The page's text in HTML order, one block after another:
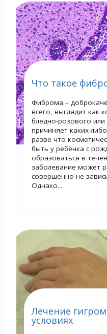
Что такое
Фиброма –
всего, выглядит как
бледно-розового
причиняет каких-
разве что
быть у ребёнка с
образоваться в
заболевание может
совершенно не
Однако...
Лечение
условиях